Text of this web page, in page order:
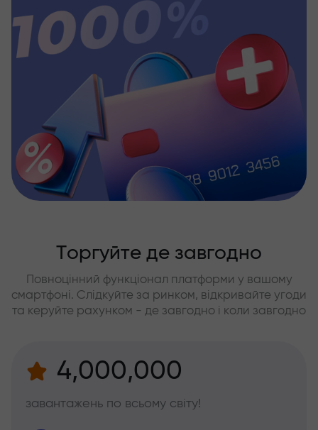
Торгуйте де завгодно
Повноцінний функціонал платформи у вашому
смартфоні. Слідкуйте за ринком, відкривайте угоди
та керуйте рахунком - де завгодно і коли завгодно
4,000,000
завантажень по всьому світу!